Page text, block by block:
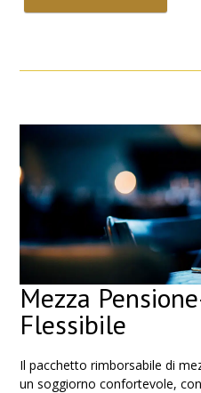
Mezza
Flessibile
Il pacchetto rimborsabile di
un soggiorno confortevole,